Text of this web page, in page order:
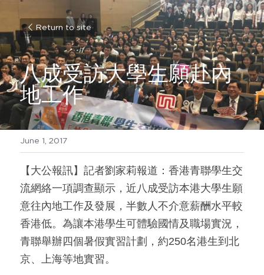
Return to site
八成受訪大學生願赴內
地工作
June 1, 2017
【大公報訊】記者劉家莉報道：香港青聯學生交
流網絡一項調查顯示，近八成受訪本港大學生願
意往內地工作及發展，半數人不介意薪酬水平較
香港低。為讓本港學生可體驗國情及職場實況，
青聯舉辦四個暑假實習計劃，約250名港生到北
京、上海等地實習。